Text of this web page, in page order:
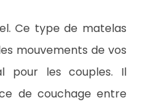
Ce type de matelas
mouvements de vos
pour les couples. Il
de couchage entre